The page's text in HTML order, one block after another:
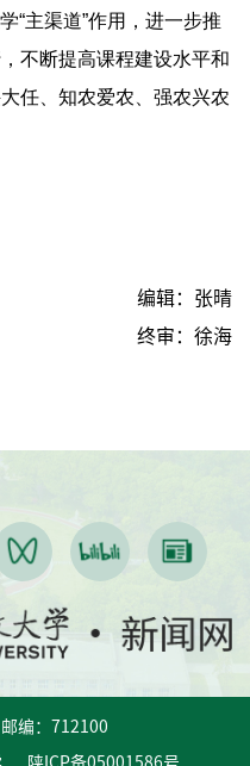
“主渠道”作用，进一步推
不断提高课程建设水平和
任、知农爱农、强农兴农
编辑：张晴
终审：徐海
编：712100
陕ICP备05001586号